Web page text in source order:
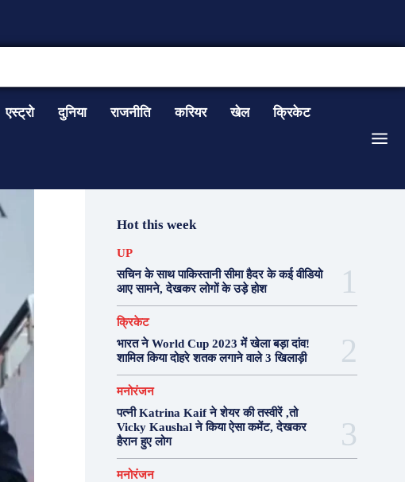
एस्ट्रो दुनिया राजनीति करियर खेल क्रिकेट
Hot this week
UP
सचिन के साथ पाकिस्तानी सीमा हैदर के कई वीडियो
आए सामने, देखकर लोगों के उड़े होश
क्रिकेट
भारत ने World Cup 2023 में खेला बड़ा दांव!
शामिल किया दोहरे शतक लगाने वाले 3 खिलाड़ी
मनोरंजन
पत्नी Katrina Kaif ने शेयर की तस्वीरें ,तो
Vicky Kaushal ने किया ऐसा कमेंट, देखकर
हैरान हुए लोग
मनोरंजन